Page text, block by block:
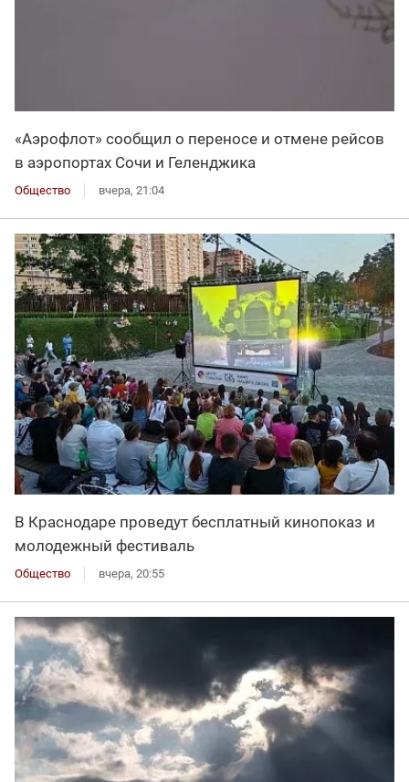
«Аэрофлот» сообщил о переносе и отмене рейсов
в аэропортах Сочи и Геленджика
Общество вчера, 21:04
В Краснодаре проведут бесплатный кинопоказ и
молодежный фестиваль
Общество вчера, 20:55